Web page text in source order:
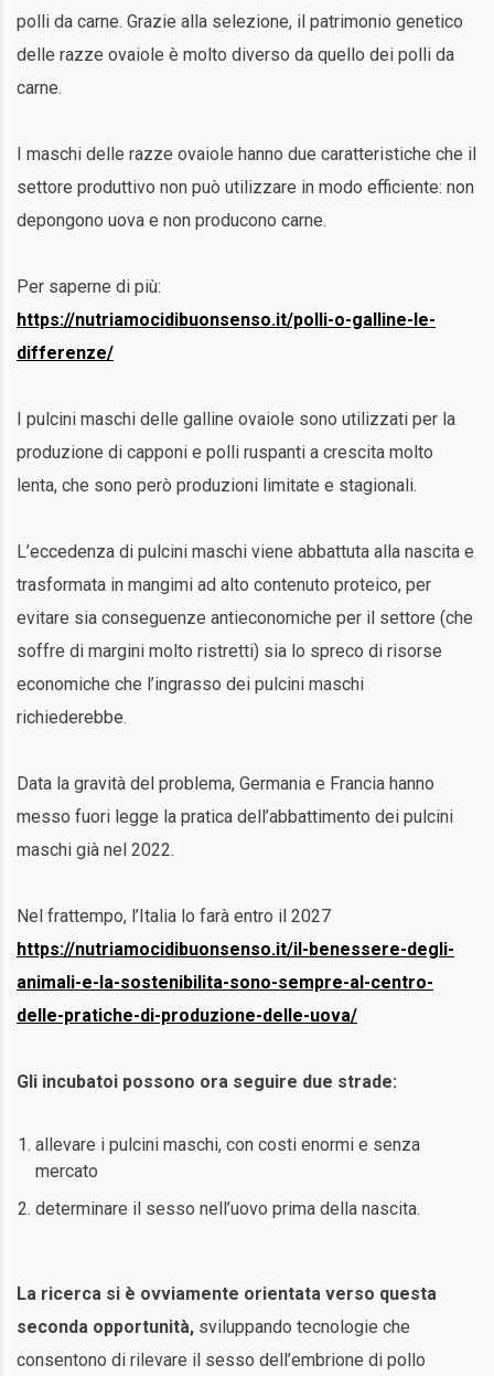
polli da carne. Grazie alla selezione, il patrimonio genetico
delle razze ovaiole è molto diverso da quello dei polli da
carne.
I maschi delle razze ovaiole hanno due caratteristiche che il
settore produttivo non può utilizzare in modo efficiente: non
depongono uova e non producono carne.
Per saperne di più:
https://nutriamocidibuonsenso.it/polli-o-galline-le-
differenze/
I pulcini maschi delle galline ovaiole sono utilizzati per la
produzione di capponi e polli ruspanti a crescita molto
lenta, che sono però produzioni limitate e stagionali.
L’eccedenza di pulcini maschi viene abbattuta alla nascita e
trasformata in mangimi ad alto contenuto proteico, per
evitare sia conseguenze antieconomiche per il settore (che
soffre di margini molto ristretti) sia lo spreco di risorse
economiche che l’ingrasso dei pulcini maschi
richiederebbe.
Data la gravità del problema, Germania e Francia hanno
messo fuori legge la pratica dell’abbattimento dei pulcini
maschi già nel 2022.
Nel frattempo, l’Italia lo farà entro il 2027
https://nutriamocidibuonsenso.it/il-benessere-degli-
animali-e-la-sostenibilita-sono-sempre-al-centro-
delle-pratiche-di-produzione-delle-uova/
Gli incubatoi possono ora seguire due strade:
allevare i pulcini maschi, con costi enormi e senza
mercato
determinare il sesso nell’uovo prima della nascita.
La ricerca si è ovviamente orientata verso questa
seconda opportunità, sviluppando tecnologie che
consentono di rilevare il sesso dell’embrione di pollo